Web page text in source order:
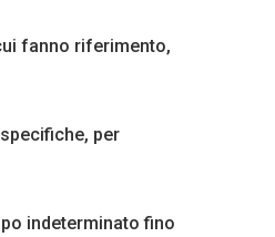
fanno riferimento,
per
indeterminato fino